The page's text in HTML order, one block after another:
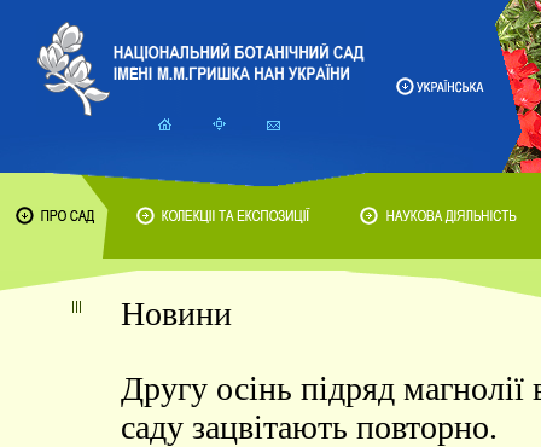
Новини
Другу осінь підряд
саду зацвітають повторно.